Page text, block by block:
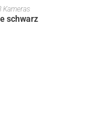
Kameras
schwarz